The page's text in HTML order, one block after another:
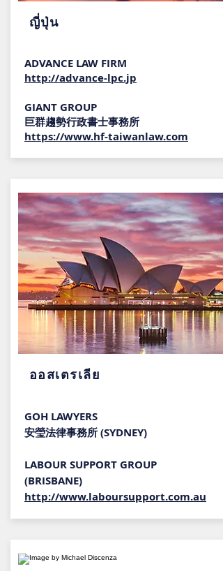
ญี่ปุ่น
ADVANCE LAW FIRM
http://advance-lpc.jp
GIANT GROUP
巨群趨勢行政書士事務所
https://www.hf-taiwanlaw.com
ออสเตรเลีย
GOH LAWYERS
安瑩法律事務所 (SYDNEY)
LABOUR SUPPORT GROUP
(BRISBANE)
http://www.laboursupport.com.au